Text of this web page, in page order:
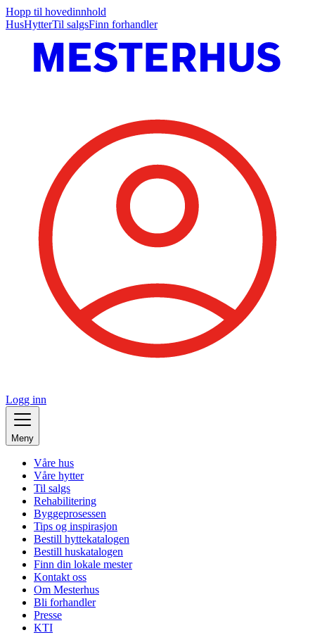
Hopp til hovedinnhold
HusHytterTil salgsFinn forhandler
Logg inn
Meny
Våre hus
Våre hytter
Til salgs
Rehabilitering
Byggeprosessen
Tips og inspirasjon
Bestill hyttekatalogen
Bestill huskatalogen
Finn din lokale mester
Kontakt oss
Om Mesterhus
Bli forhandler
Presse
KTI